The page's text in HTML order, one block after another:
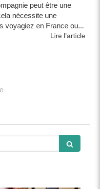
peut être une
nécessite une
voyagiez en France ou...
Lire l'article